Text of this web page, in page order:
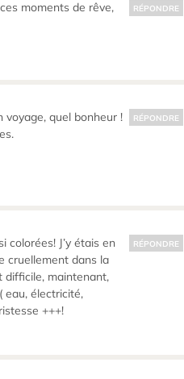
moments de rêve,
RÉPONDRE
voyage, quel bonheur !
RÉPONDRE
colorées! J’y étais en
cruellement dans la
difficile, maintenant,
eau, électricité,
+++!
RÉPONDRE